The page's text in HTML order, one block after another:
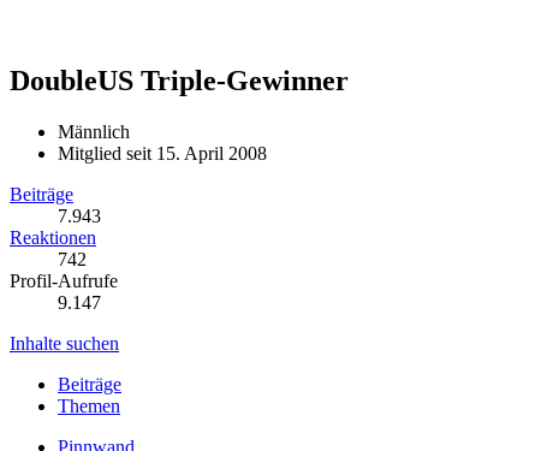
DoubleUS Triple-Gewinner
Männlich
Mitglied seit 15. April 2008
Beiträge
7.943
Reaktionen
742
Profil-Aufrufe
9.147
Inhalte suchen
Beiträge
Themen
Pinnwand